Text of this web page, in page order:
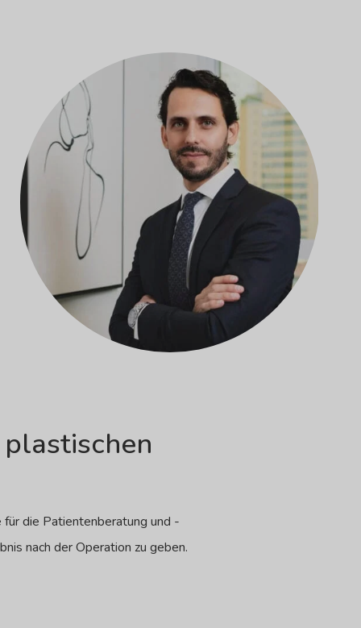
die Patientenberatung und -
nach der Operation zu geben.